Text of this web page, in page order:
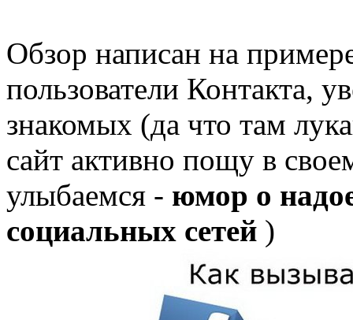
Обзор написан на
пользователи Контакта,
знакомых (да что там
сайт активно пощу в
улыбаемся - юмор о
социальных сетей )